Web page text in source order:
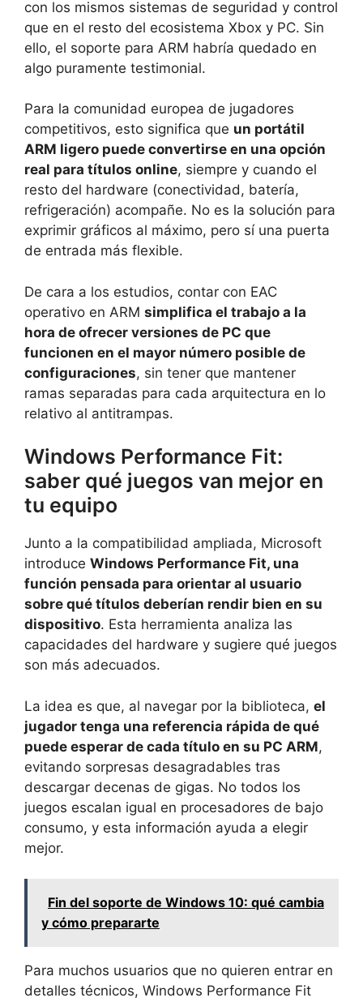
con los mismos sistemas de seguridad y control
que en el resto del ecosistema Xbox y PC. Sin
ello, el soporte para ARM habría quedado en
algo puramente testimonial.
Para la comunidad europea de jugadores
competitivos, esto significa que un portátil
ARM ligero puede convertirse en una opción
real para títulos online, siempre y cuando el
resto del hardware (conectividad, batería,
refrigeración) acompañe. No es la solución para
exprimir gráficos al máximo, pero sí una puerta
de entrada más flexible.
De cara a los estudios, contar con EAC
operativo en ARM simplifica el trabajo a la
hora de ofrecer versiones de PC que
funcionen en el mayor número posible de
configuraciones, sin tener que mantener
ramas separadas para cada arquitectura en lo
relativo al antitrampas.
Windows Performance Fit:
saber qué juegos van mejor en
tu equipo
Junto a la compatibilidad ampliada, Microsoft
introduce Windows Performance Fit, una
función pensada para orientar al usuario
sobre qué títulos deberían rendir bien en su
dispositivo. Esta herramienta analiza las
capacidades del hardware y sugiere qué juegos
son más adecuados.
La idea es que, al navegar por la biblioteca, el
jugador tenga una referencia rápida de qué
puede esperar de cada título en su PC ARM,
evitando sorpresas desagradables tras
descargar decenas de gigas. No todos los
juegos escalan igual en procesadores de bajo
consumo, y esta información ayuda a elegir
mejor.
Fin del soporte de Windows 10: qué cambia
y cómo prepararte
Para muchos usuarios que no quieren entrar en
detalles técnicos, Windows Performance Fit